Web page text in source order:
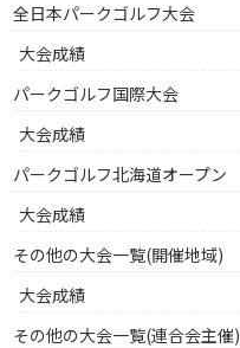
全日本パークゴルフ大会
大会成績
パークゴルフ国際大会
大会成績
パークゴルフ北海道オープン
大会成績
その他の大会一覧(開催地域)
大会成績
その他の大会一覧(連合会主催)